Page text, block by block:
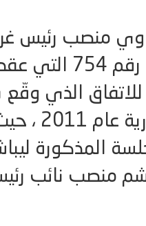
منصب رئيس
وذلك اثر
الذي وقّع
في
المذكورة